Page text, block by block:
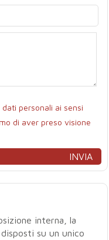
personali ai sensi
di aver preso visione
interna, la
su un unico